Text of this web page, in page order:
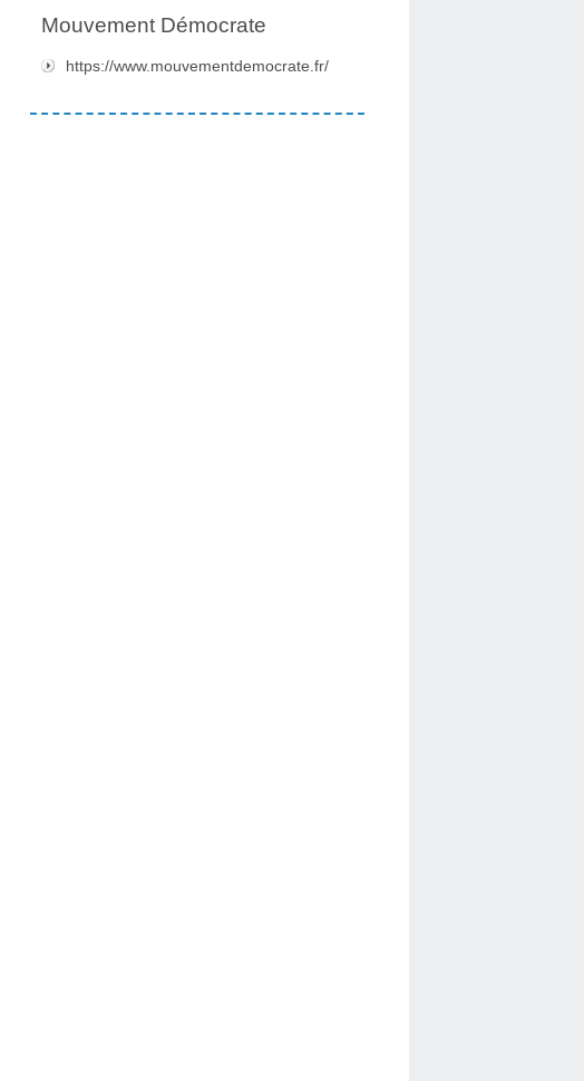
Mouvement Démocrate
https://www.mouvementdemocrate.fr/